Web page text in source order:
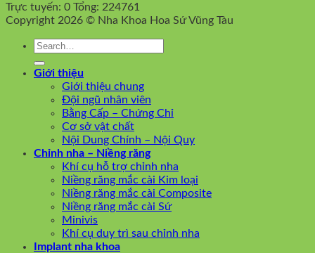
Trực tuyến: 0 Tổng: 224761
Copyright 2026 © Nha Khoa Hoa Sứ Vũng Tàu
Giới thiệu
Giới thiệu chung
Đội ngũ nhân viên
Bằng Cấp – Chứng Chỉ
Cơ sở vật chất
Nội Dung Chính – Nội Quy
Chỉnh nha – Niềng răng
Khí cụ hỗ trợ chỉnh nha
Niềng răng mắc cài Kim loại
Niềng răng mắc cài Composite
Niềng răng mắc cài Sứ
Minivis
Khí cụ duy trì sau chỉnh nha
Implant nha khoa